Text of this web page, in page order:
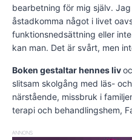
bearbetning för mig själv.
åstadkomma något i livet
funktionsnedsättning eller
kan man. Det är svårt, men
Boken gestaltar hennes liv
slitsam skolgång med läs-
närstående, missbruk i
terapi och behandlingshem,
ANNONS